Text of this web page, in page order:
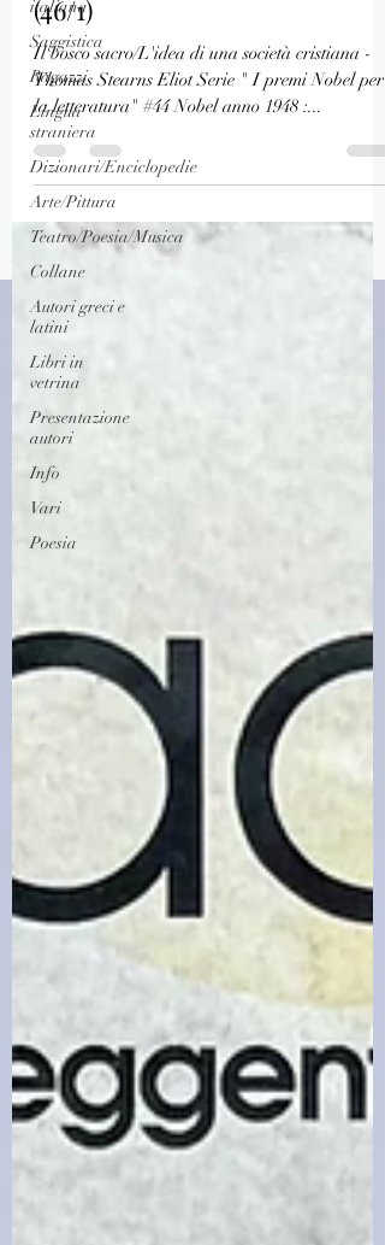
italiana
Saggistica
Ragazzi
Lingua
straniera
Dizionari/Enciclopedie
Arte/Pittura
Teatro/Poesia/Musica
Collane
Autori greci e
latini
Libri in
vetrina
Presentazione
autori
Info
Vari
Poesia
(46/1)
Il bosco sacro/L'idea di una società cristiana -
Thomas Stearns Eliot Serie " I premi Nobel per
la letteratura" #44 Nobel anno 1948 :...